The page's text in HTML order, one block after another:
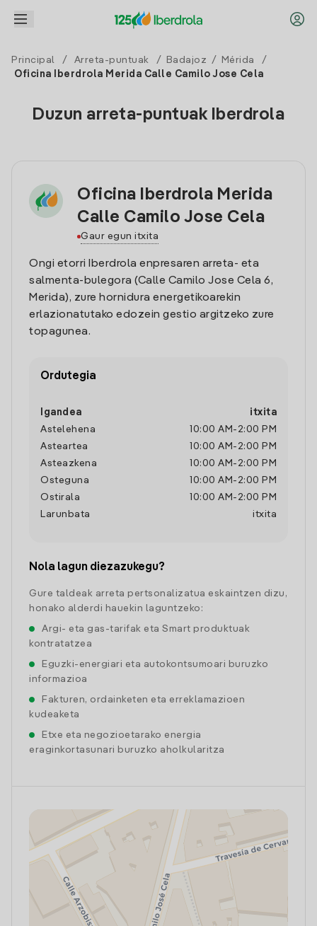
Principal / Arreta-puntuak / Badajoz / Mérida
/
Oficina Iberdrola Merida Calle Camilo Jose Cela
Duzun arreta-puntuak Iberdrola
Oficina Iberdrola Merida
Calle Camilo Jose Cela
Gaur egun itxita
Ongi etorri Iberdrola enpresaren arreta- eta
salmenta-bulegora (Calle Camilo Jose Cela 6,
Merida), zure hornidura energetikoarekin
erlazionatutako edozein gestio argitzeko zure
topagunea.
Ordutegia
Igandea
itxita
Astelehena
10:00 AM - 2:00 PM
Asteartea
10:00 AM - 2:00 PM
Asteazkena
10:00 AM - 2:00 PM
Osteguna
10:00 AM - 2:00 PM
Ostirala
10:00 AM - 2:00 PM
Larunbata
itxita
Nola lagun diezazukegu?
Gure taldeak arreta pertsonalizatua eskaintzen dizu,
honako alderdi hauekin laguntzeko:
Argi- eta gas-tarifak eta Smart produktuak
kontratatzea
Eguzki-energiari eta autokontsumoari buruzko
informazioa
Fakturen, ordainketen eta erreklamazioen
kudeaketa
Etxe eta negozioetarako energia
eraginkortasunari buruzko aholkularitza